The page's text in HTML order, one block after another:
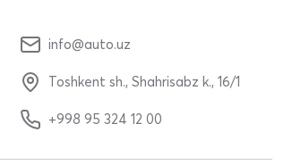
info@auto.uz
Toshkent sh., Shahrisabz k., 16/1
+998 95 324 12 00